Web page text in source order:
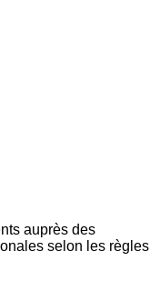
auprès des
selon les règles